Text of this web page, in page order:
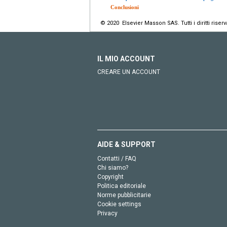
Conclusioni
© 2020 Elsevier Masson SAS. Tutti i diritti
IL MIO ACCOUNT
CREARE UN ACCOUNT
AIDE & SUPPORT
Contatti / FAQ
Chi siamo?
Copyright
Politica editoriale
Norme pubblicitarie
Cookie settings
Privacy